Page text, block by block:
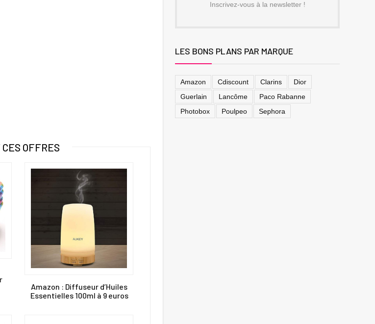
OFFRES
Amazon : Diffuseur d’Huiles
Essentielles 100ml à 9 euros
Inscrivez-vous à la newsletter !
LES BONS PLANS PAR MARQUE
Amazon Cdiscount Clarins
Dior
Guerlain
Lancôme
Paco Rabanne
Photobox
Poulpeo Sephora